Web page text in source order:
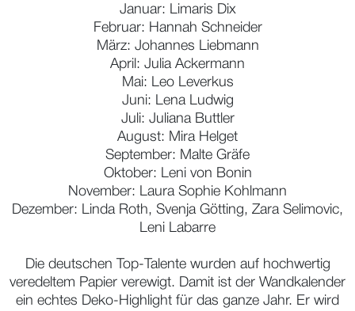
Januar: Limaris Dix
Februar: Hannah Schneider
März: Johannes Liebmann
April: Julia Ackermann
Mai: Leo Leverkus
Juni: Lena Ludwig
Juli: Juliana Buttler
August: Mira Helget
September: Malte Gräfe
Oktober: Leni von Bonin
November: Laura Sophie Kohlmann
Dezember: Linda Roth, Svenja Götting, Zara Selimovic,
Leni Labarre
Die deutschen Top-Talente wurden auf hochwertig
veredeltem Papier verewigt. Damit ist der Wandkalender
ein echtes Deko-Highlight für das ganze Jahr. Er wird